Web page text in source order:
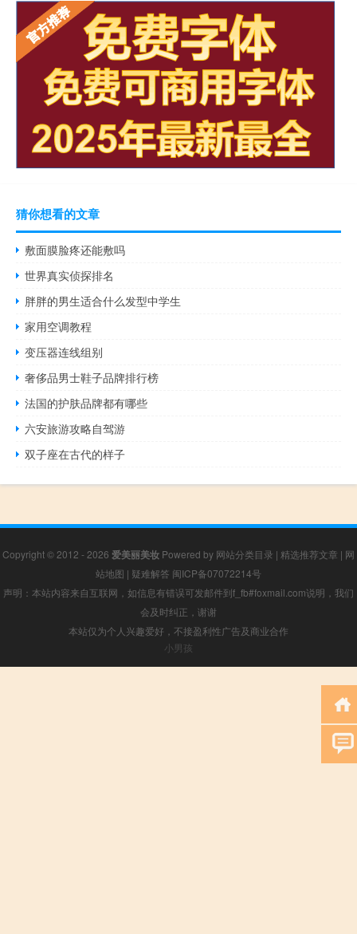
猜你想看的文章
敷面膜脸疼还能敷吗
世界真实侦探排名
胖胖的男生适合什么发型中学生
家用空调教程
变压器连线组别
奢侈品男士鞋子品牌排行榜
法国的护肤品牌都有哪些
六安旅游攻略自驾游
双子座在古代的样子
Copyright © 2012 - 2026 爱美丽美妆 Powered by 网站分类目录 | 精选推荐文章 | 网
站地图 | 疑难解答 闽ICP备07072214号
声明：本站内容来自互联网，如信息有错误可发邮件到f_fb#foxmail.com说明，我们
会及时纠正，谢谢
本站仅为个人兴趣爱好，不接盈利性广告及商业合作
小男孩